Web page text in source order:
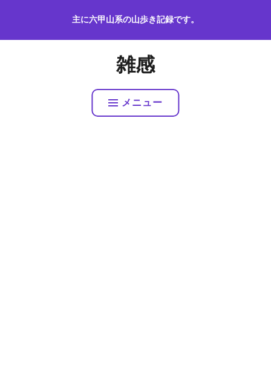
テ
主に六甲山系の山歩き記録です。
雑感
メニュー